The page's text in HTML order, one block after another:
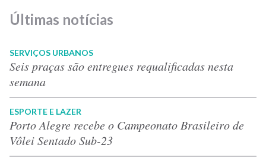
Últimas notícias
SERVIÇOS URBANOS
Seis praças são entregues requalificadas nesta
semana
ESPORTE E LAZER
Porto Alegre recebe o Campeonato Brasileiro de
Vôlei Sentado Sub-23